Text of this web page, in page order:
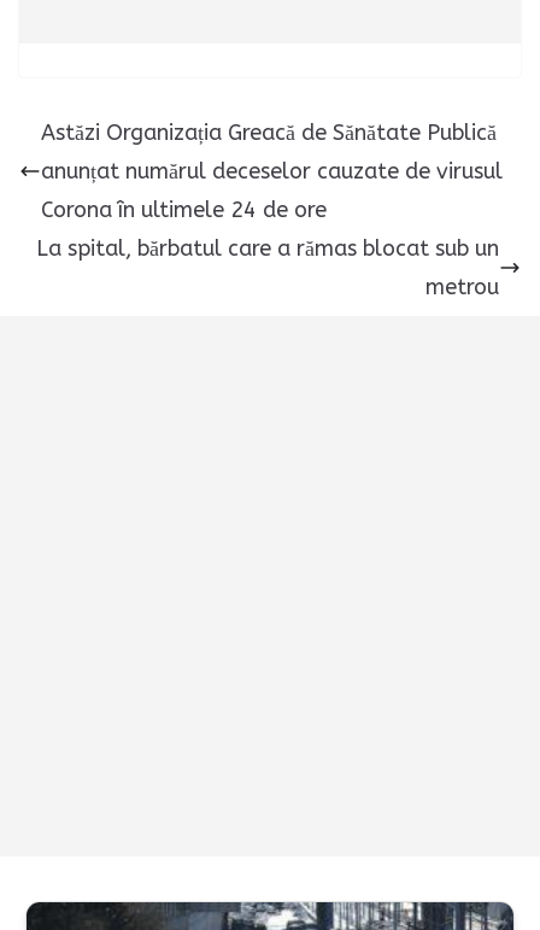
Astăzi Organizația Greacă de Sănătate Publică
anunțat numărul deceselor cauzate de virusul
Corona în ultimele 24 de ore
La spital, bărbatul care a rămas blocat sub un
metrou